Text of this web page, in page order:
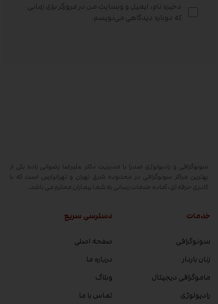
ذخیره نام، ایمیل و وبسایت من در مرورگر برای زمانی
که دوباره دیدگاهی می‌نویسم.
سونوگرافی و رادیولوژی صدرا با مدیریت دکتر علیرضا رضوانی زاده یکی از
بهترین مراکز سونوگرافی در محدوده شرق تهران و تهرانپارس است که با
کادری حرفه ای، آماده خدمات رسانی به شما بیماران محترم می باشد.
خدمات
سونوگرافی
زنان باردار
ماموگرافی دیجیتال
رادیولوژی
دسترسی سریع
صفحه اصلی
درباره ما
وبلاگ
تماس با ما